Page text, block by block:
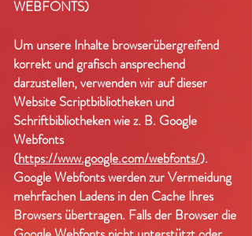
WEBFONTS)
Um unsere Inhalte browserübergreifend
korrekt und grafisch ansprechend
darzustellen, verwenden wir auf dieser
Website Scriptbibliotheken und
Schriftbibliotheken wie z. B. Google
Webfonts
(https://www.google.com/webfonts/).
Google Webfonts werden zur Vermeidung
mehrfachen Ladens in den Cache Ihres
Browsers übertragen. Falls der Browser die